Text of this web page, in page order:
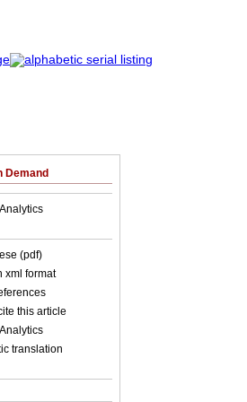
Demand
(pdf)
xml format
this article
translation